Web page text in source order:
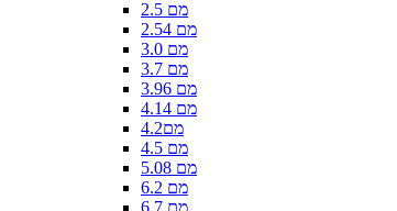
2.5 מם
2.54 מם
3.0 מם
3.7 מם
3.96 מם
4.14 מם
4.2מם
4.5 מם
5.08 מם
6.2 מם
6.7 מם